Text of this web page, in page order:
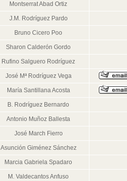
Montserrat Abad Ortiz
J.M. Rodríguez Pardo
Bruno Cicero Poo
Sharon Calderón Gordo
Rufino Salguero Rodríguez
José Mª Rodríguez Vega
María Santillana Acosta
B. Rodríguez Bernardo
Antonio Muñoz Ballesta
José March Fierro
Asunción Giménez Sánchez
Marcia Gabriela Spadaro
M. Valdecantos Anfuso